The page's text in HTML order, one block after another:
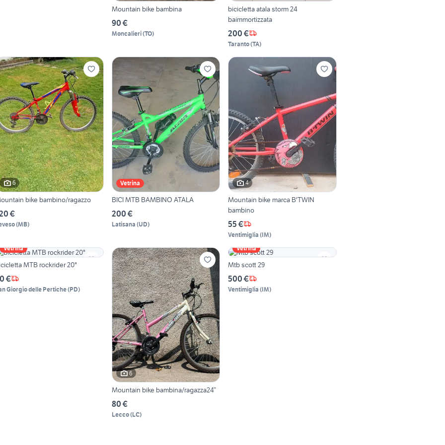
Mountain bike bambina
90 €
Moncalieri(TO)
bicicletta atala storm 24
baimmortizzata
200 €
Taranto(TA)
6
bike bambino/ragazzo
€
(MB)
Vetrina
BICI MTB BAMBINO ATALA
200 €
Latisana (UD)
4
Mountain bike marca B'TWIN
bambino
55 €
Ventimiglia (IM)
Vetrina
MTB rockrider 20"
€
Giorgio delle Pertiche(PD)
6
Mountain bike bambina/ragazza24”
80 €
Lecco(LC)
Vetrina
Mtb scott 29
500 €
Ventimiglia (IM)